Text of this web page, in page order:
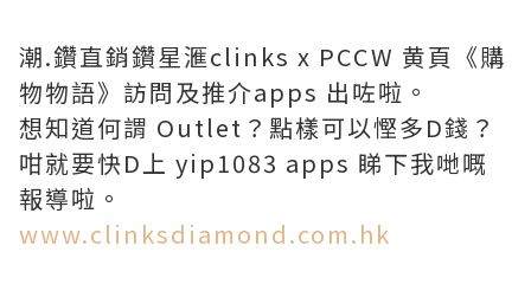
潮.鑽直銷鑽星滙clinks x PCCW 黄頁《購
物物語》訪問及推介apps 出咗啦。
想知道何謂 Outlet？點樣可以慳多D錢？
咁就要快D上 yip1083 apps 睇下我哋嘅
報導啦。
www.clinksdiamond.com.hk